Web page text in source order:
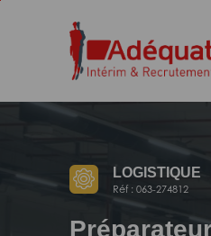
navigation
LOGISTIQUE
Réf : 063-274812